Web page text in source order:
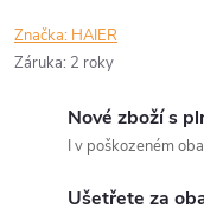
Značka: HAIER
Záruka: 2 roky
Nové zboží s
I v poškozeném
Ušetřete za